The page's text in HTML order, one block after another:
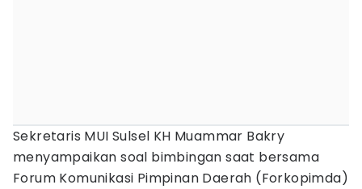
Sekretaris MUI Sulsel KH Muammar Bakry
menyampaikan soal bimbingan saat bersama
Forum Komunikasi Pimpinan Daerah (Forkopimda)